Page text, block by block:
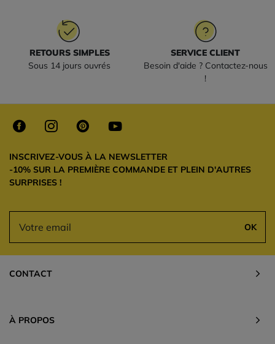
RETOURS SIMPLES
Sous 14 jours ouvrés
SERVICE CLIENT
Besoin d'aide ? Contactez-nous
!
INSCRIVEZ-VOUS À LA NEWSLETTER
-10% SUR LA PREMIÈRE COMMANDE ET PLEIN D'AUTRES
SURPRISES !
OK
CONTACT
À PROPOS